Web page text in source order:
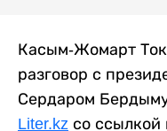
Касым-Жомарт
разговор с
Сердаром
Liter.kz со